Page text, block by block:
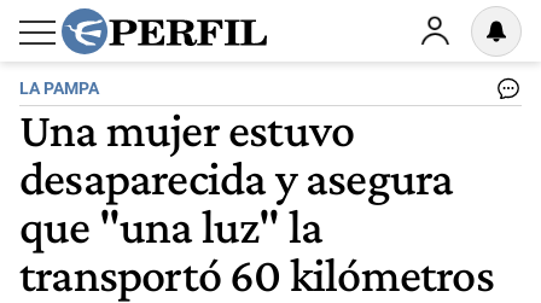
LA PAMPA
Una mujer estuvo
desaparecida y asegura
que "una luz" la
transportó 60 kilómetros